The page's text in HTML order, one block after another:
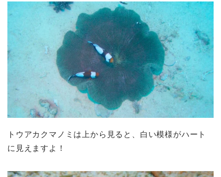
トウアカクマノミは上から見ると、白い模様がハート
に見えますよ！